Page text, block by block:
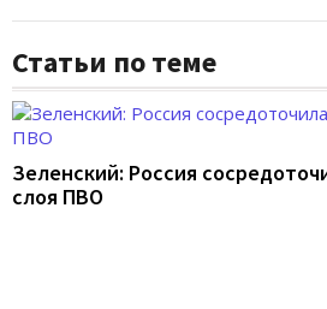
Статьи по теме
Зеленский: Россия
слоя ПВО